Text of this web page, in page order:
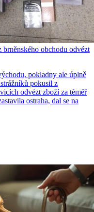
obchodu odvézt
pokladny ale úplně
pokusil z
odvézt zboží za téměř
ostraha, dal se na